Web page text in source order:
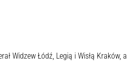
Widzew Łódź, Legią i Wisłą Kraków, a